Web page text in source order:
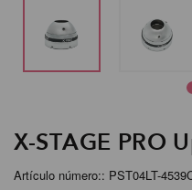
X-STAGE PRO
Artículo número:: PST04LT-